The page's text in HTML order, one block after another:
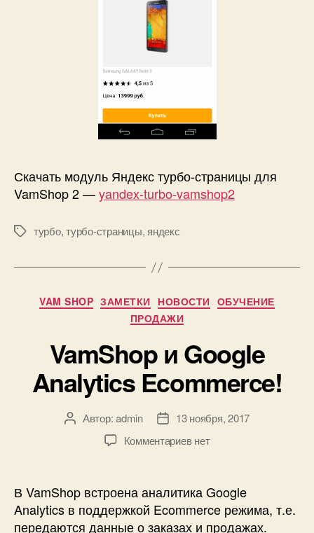
Скачать модуль Яндекс турбо-страницы для
VamShop 2 —yandex-turbo-vamshop2
Меткитурбо,турбо-страницы, яндекс
Рубрики
VAM SHOP ЗАМЕТКИ НОВОСТИ ОБУЧЕНИЕ
ПРОДАЖИ
VamShop и Google
Analytics Ecommerce!
АвторАвтор:admin
Дата13 ноября, 2017
Комментариевк
Google
Analytics
нет
В VamShop встроена аналитика Google
Analytics в поддержкой Ecommerce режима, т.е.
передаются данные о заказах и продажах.